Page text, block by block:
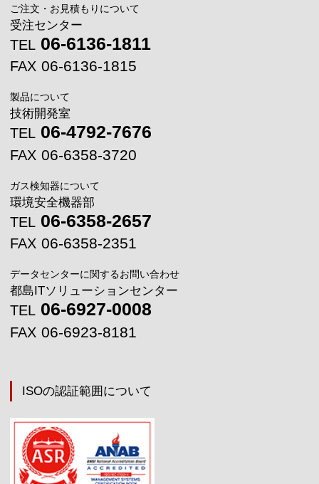
ご注文・お見積もりについて
受注センター
TEL 06-6136-1811
FAX 06-6136-1815
製品について
技術開発室
TEL 06-4792-7676
FAX 06-6358-3720
ガス検知器について
環境安全機器部
TEL 06-6358-2657
FAX 06-6358-2351
データセンターに関するお問い合わせ
都島ITソリューションセンター
TEL 06-6927-0008
FAX 06-6923-8181
ISOの認証範囲について